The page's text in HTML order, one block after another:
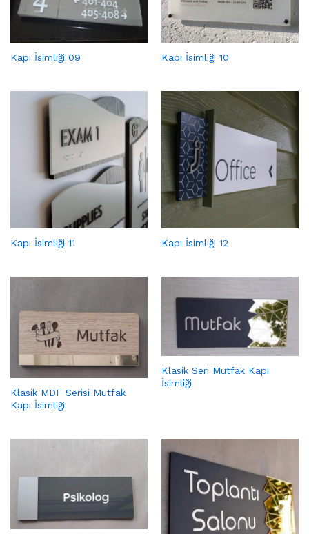
Kapı İsimliği 09 Kapı İsimliği 10
Kapı İsimliği 11 Kapı İsimliği 12
Klasik MDF Serisi Mutfak
Kapı İsimliği
Klasik Seri Mutfak Kapı
İsimliği